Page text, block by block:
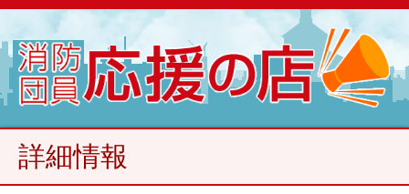
詳細情報